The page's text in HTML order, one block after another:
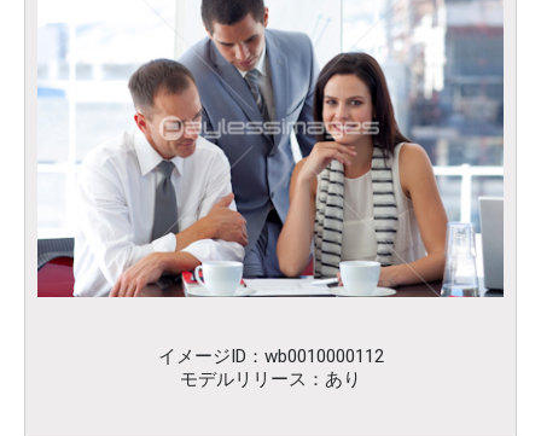
イメージID：wb0010000112
モデルリリース：あり